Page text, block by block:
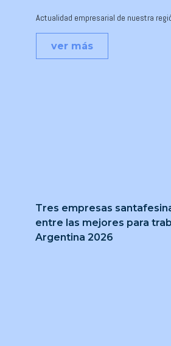
Tres empresas
entre las mejores para
Argentina 2026
Actualidad empresarial de nuestra
ver más